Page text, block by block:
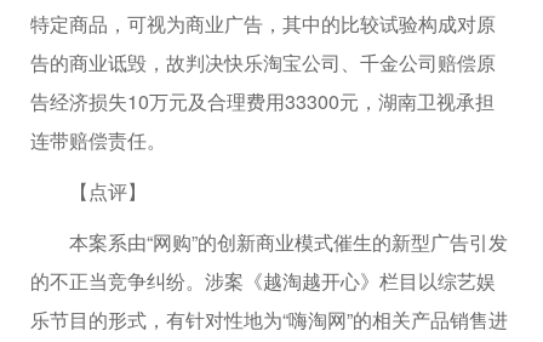
特定商品，可视为商业广告，其中的比较试验构成对原
告的商业诋毁，故判决快乐淘宝公司、千金公司赔偿原
告经济损失10万元及合理费用33300元，湖南卫视承担
连带赔偿责任。
【点评】
本案系由“网购”的创新商业模式催生的新型广告引发
的不正当竞争纠纷。涉案《越淘越开心》栏目以综艺娱
乐节目的形式，有针对性地为“嗨淘网”的相关产品销售进